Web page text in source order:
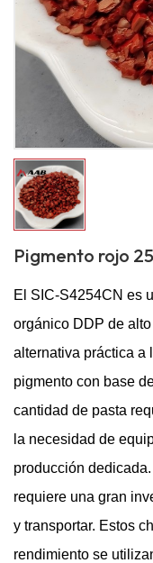
Pigmento rojo
El SIC-S4254CN es
orgánico DDP de
alternativa práctica a
pigmento con base
cantidad de pasta
la necesidad de
producción
requiere una gran
y transportar. Estos
rendimiento se